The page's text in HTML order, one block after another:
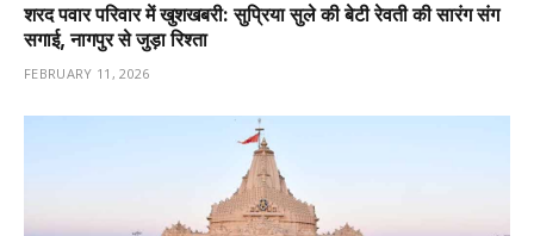
शरद पवार परिवार में खुशखबरी: सुप्रिया सुले की बेटी रेवती की सारंग संग
सगाई, नागपुर से जुड़ा रिश्ता
FEBRUARY 11, 2026